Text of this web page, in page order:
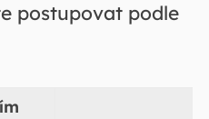
postupovat podle